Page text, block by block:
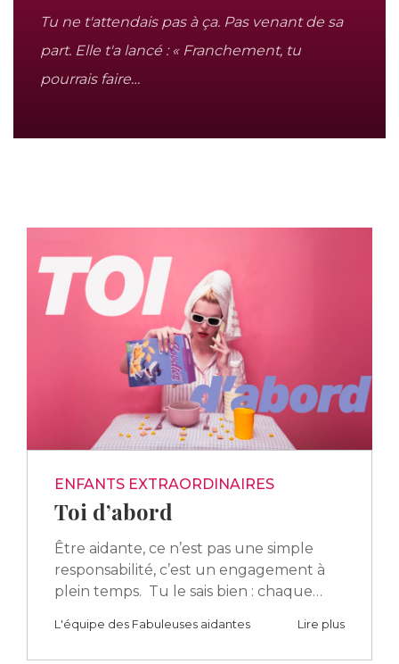
Tu ne t'attendais pas à ça. Pas venant de sa
part. Elle t'a lancé : « Franchement, tu
pourrais faire…
ENFANTS EXTRAORDINAIRES
Toi d’abord
Être aidante, ce n’est pas une simple
responsabilité, c’est un engagement à
plein temps. Tu le sais bien : chaque…
L'équipe des Fabuleuses aidantes Lire plus